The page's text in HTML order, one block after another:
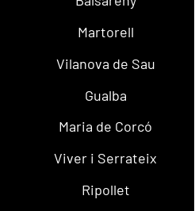
Martorell
Vilanova de Sau
Gualba
Maria de Corcó
Viver i Serrateix
Ripollet